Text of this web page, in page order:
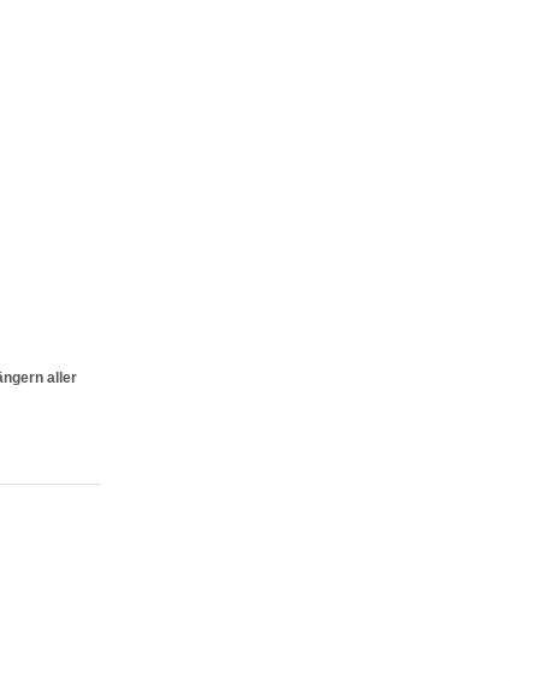
aller